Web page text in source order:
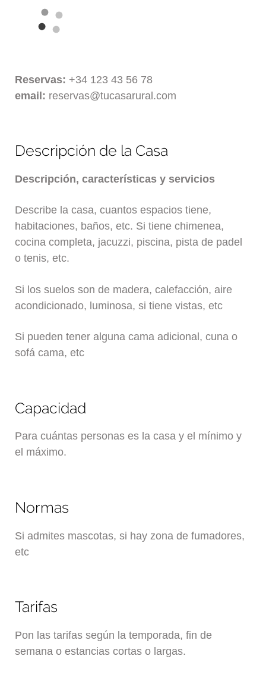
Reservas: +34 123 43 56 78
email: reservas@tucasarural.com
Descripción de la Casa
Descripción, características y servicios
Describe la casa, cuantos espacios tiene,
habitaciones, baños, etc. Si tiene chimenea,
cocina completa, jacuzzi, piscina, pista de padel
o tenis, etc.
Si los suelos son de madera, calefacción, aire
acondicionado, luminosa, si tiene vistas, etc
Si pueden tener alguna cama adicional, cuna o
sofá cama, etc
Capacidad
Para cuántas personas es la casa y el mínimo y
el máximo.
Normas
Si admites mascotas, si hay zona de fumadores,
etc
Tarifas
Pon las tarifas según la temporada, fin de
semana o estancias cortas o largas.